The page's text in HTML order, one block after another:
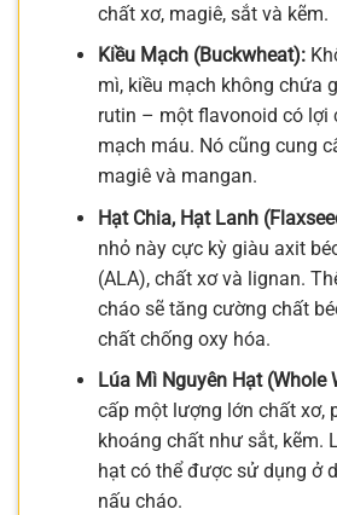
chất xơ, magiê, sắt và kẽm.
Kiều Mạch (Buckwheat):
mì, kiều mạch không chứa
rutin – một flavonoid có lợi
mạch máu. Nó cũng cung
magiê và mangan.
Hạt Chia, Hạt Lanh
nhỏ này cực kỳ giàu axit
(ALA), chất xơ và lignan.
cháo sẽ tăng cường chất
chất chống oxy hóa.
Lúa Mì Nguyên Hạt (Whole
cấp một lượng lớn chất xơ,
khoáng chất như sắt, kẽm.
hạt có thể được sử dụng ở
nấu cháo.